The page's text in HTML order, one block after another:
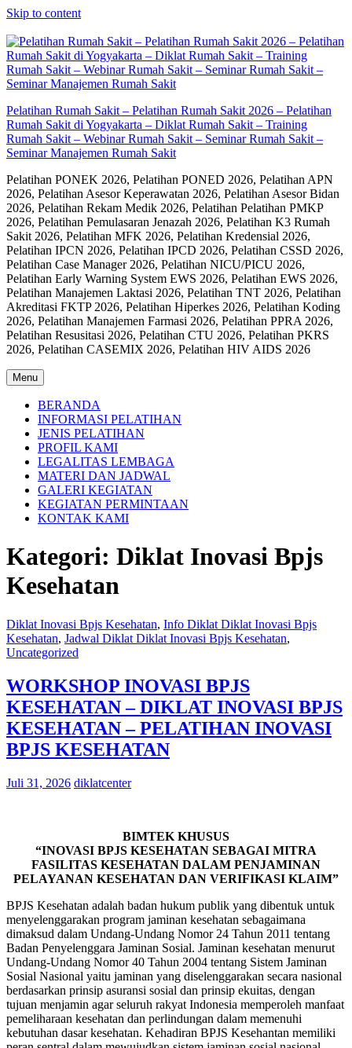
Skip to content
Pelatihan Rumah Sakit – Pelatihan Rumah Sakit 2026 – Pelatihan
Rumah Sakit di Yogyakarta – Diklat Rumah Sakit – Training
Rumah Sakit – Webinar Rumah Sakit – Seminar Rumah Sakit –
Seminar Manajemen Rumah Sakit
Pelatihan PONEK 2026, Pelatihan PONED 2026, Pelatihan APN
2026, Pelatihan Asesor Keperawatan 2026, Pelatihan Asesor Bidan
2026, Pelatihan Rekam Medik 2026, Pelatihan Pelatihan PMKP
2026, Pelatihan Pemulasaran Jenazah 2026, Pelatihan K3 Rumah
Sakit 2026, Pelatihan MFK 2026, Pelatihan Kredensial 2026,
Pelatihan IPCN 2026, Pelatihan IPCD 2026, Pelatihan CSSD 2026,
Pelatihan Case Manager 2026, Pelatihan NICU/PICU 2026,
Pelatihan Early Warning System EWS 2026, Pelatihan EWS 2026,
Pelatihan Manajemen Laktasi 2026, Pelatihan TNT 2026, Pelatihan
Akreditasi FKTP 2026, Pelatihan Hiperkes 2026, Pelatihan Koding
2026, Pelatihan Manajemen Farmasi 2026, Pelatihan PPRA 2026,
Pelatihan Resusitasi 2026, Pelatihan CTU 2026, Pelatihan PKRS
2026, Pelatihan CASEMIX 2026, Pelatihan HIV AIDS 2026
Menu
BERANDA
INFORMASI PELATIHAN
JENIS PELATIHAN
PROFIL KAMI
LEGALITAS LEMBAGA
MATERI DAN JADWAL
GALERI KEGIATAN
KEGIATAN PERMINTAAN
KONTAK KAMI
Kategori: Diklat Inovasi Bpjs
Kesehatan
Diklat Inovasi Bpjs Kesehatan, Info Diklat Diklat Inovasi Bpjs
Kesehatan, Jadwal Diklat Diklat Inovasi Bpjs Kesehatan,
Uncategorized
WORKSHOP INOVASI BPJS
KESEHATAN – DIKLAT INOVASI BPJS
KESEHATAN – PELATIHAN INOVASI
BPJS KESEHATAN
Juli 31, 2026 diklatcenter
BIMTEK KHUSUS
“INOVASI BPJS KESEHATAN SEBAGAI MITRA
FASILITAS KESEHATAN DALAM PENJAMINAN
PELAYANAN KESEHATAN DAN VERIFIKASI KLAIM”
BPJS Kesehatan adalah badan hukum publik yang dibentuk untuk
menyelenggarakan program jaminan kesehatan sebagaimana
dimaksud dalam Undang-Undang Nomor 24 Tahun 2011 tentang
Badan Penyelenggara Jaminan Sosial. Jaminan kesehatan menurut
Undang-Undang Nomor 40 Tahun 2004 tentang Sistem Jaminan
Sosial Nasional yaitu jaminan yang diselenggarakan secara nasional
berdasarkan prinsip asuransi sosial dan prinsip ekuitas, dengan
tujuan menjamin agar seluruh rakyat Indonesia memperoleh manfaat
pemeliharaan kesehatan dan perlindungan dalam memenuhi
kebutuhan dasar kesehatan. Kehadiran BPJS Kesehantan memiliki